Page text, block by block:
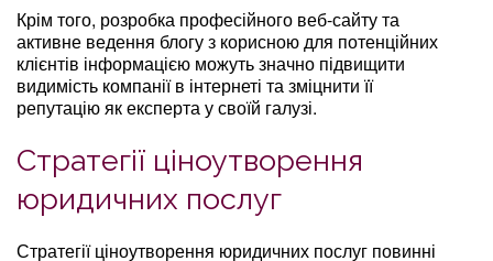
Крім того, розробка професійного веб-сайту та
активне ведення блогу з корисною для потенційних
клієнтів інформацією можуть значно підвищити
видимість компанії в інтернеті та зміцнити її
репутацію як експерта у своїй галузі.
Стратегії ціноутворення
юридичних послуг
Стратегії ціноутворення юридичних послуг повинні